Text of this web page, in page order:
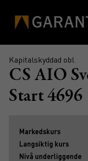
Kapitalskyddad obl.
CS AIO
Start 4696
Markedskurs
Langsiktig kurs
Nivå underliggende